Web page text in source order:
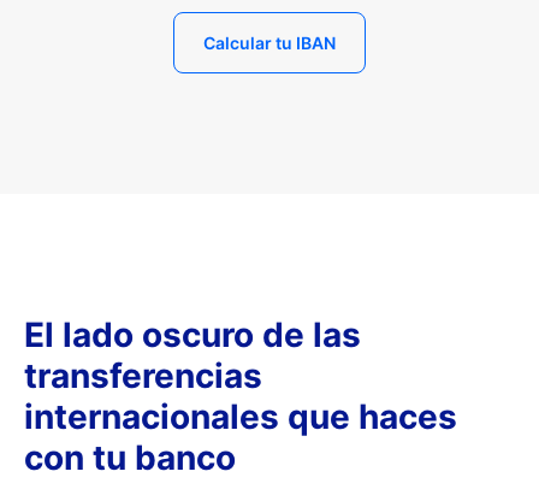
Calcular tu IBAN
El lado oscuro de las
transferencias
internacionales que haces
con tu banco